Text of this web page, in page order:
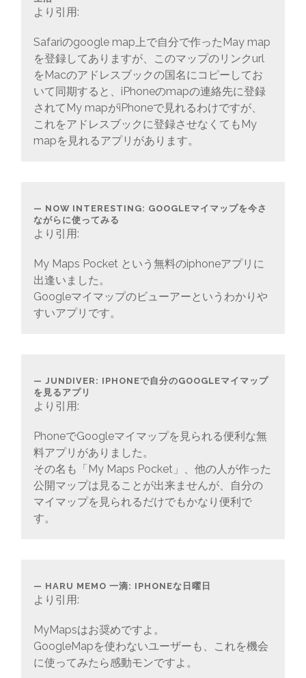
より引用:
Safariのgoogle map上で自分で作ったMay map
を登録してありますが、このマップのリンクurl
をMacのアドレスブックの国名にコピーしてお
いて同期すると、iPhoneのmapの連絡先に登録
されてMy mapがiPhoneで見れるわけですが、
これをアドレスブックに登録させなくてもMy
mapを見れるアプリがあります。
NOW INTERESTING: GOOGLEマイマップを今さ
ながらに使ってみる
より引用:
My Maps Pocket という無料のiphoneアプリに
出逢いました。
Googleマイマップのビューアーというわかりや
すいアプリです。
JUNDIVER: IPHONEで自分のGOOGLEマイマップ
を見るアプリ
より引用:
PhoneでGoogleマイマップを見られる便利な無
料アプリがありました。
その名も「My Maps Pocket」、他の人が作った
公開マップは見ることが出来ませんが、自分の
マイマップを見られるだけでもかなり便利で
す。
HARU MEMO 一滴: IPHONEな日曜日
より引用:
MyMapsはお奨めですよ。
GoogleMapを使わないユーザーも、これを機会
に使ってみたら感動モンですよ。